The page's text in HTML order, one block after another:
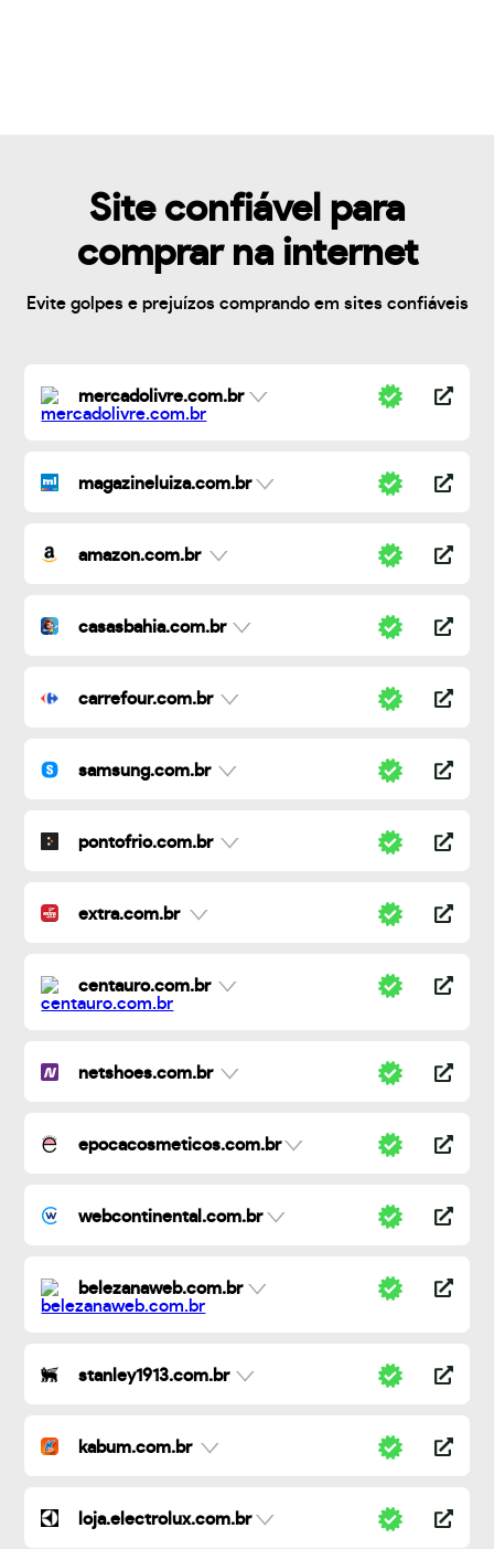
Site confiável para
comprar na internet
Evite golpes e prejuízos comprando em sites confiáveis
mercadolivre.com.br
magazineluiza.com.br
amazon.com.br
casasbahia.com.br
carrefour.com.br
samsung.com.br
pontofrio.com.br
extra.com.br
centauro.com.br
netshoes.com.br
epocacosmeticos.com.br
webcontinental.com.br
belezanaweb.com.br
stanley1913.com.br
kabum.com.br
loja.electrolux.com.br